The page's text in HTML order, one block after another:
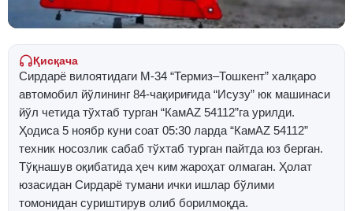
Қисқача
Сирдарё вилоятидаги М-34 “Термиз–Тошкент” халқаро
автомобил йўлининг 84-чақириғида “Исузу” юк машинаси
йўл четида тўхтаб турган “КамAZ 54112”га урилди.
Ҳодиса 5 ноябр куни соат 05:30 ларда “КамAZ 54112”
техник носозлик сабаб тўхтаб турган пайтда юз берган.
Тўқнашув оқибатида ҳеч ким жароҳат олмаган. Ҳолат
юзасидан Сирдарё тумани ички ишлар бўлими
томонидан суриштирув олиб борилмоқда.